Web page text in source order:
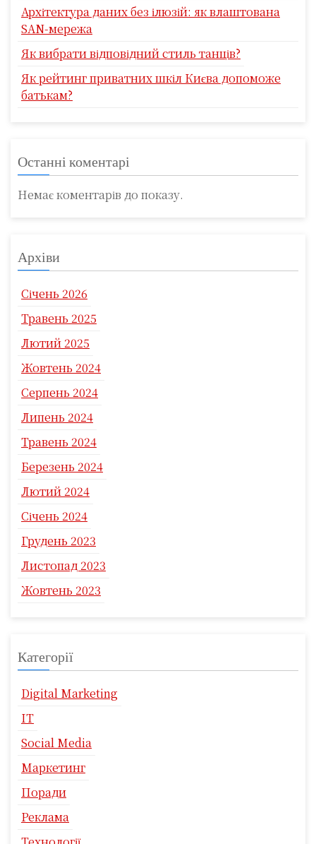
Архітектура даних без ілюзій: як влаштована
SAN-мережа
Як вибрати відповідний стиль танців?
Як рейтинг приватних шкіл Києва допоможе
батькам?
Останні коментарі
Немає коментарів до показу.
Архіви
Січень 2026
Травень 2025
Лютий 2025
Жовтень 2024
Серпень 2024
Липень 2024
Травень 2024
Березень 2024
Лютий 2024
Січень 2024
Грудень 2023
Листопад 2023
Жовтень 2023
Категорії
Digital Marketing
IT
Social Media
Маркетинг
Поради
Реклама